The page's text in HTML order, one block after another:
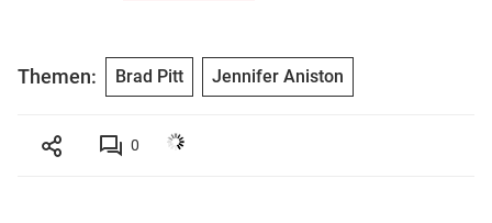
Themen: Brad Pitt Jennifer Aniston
0